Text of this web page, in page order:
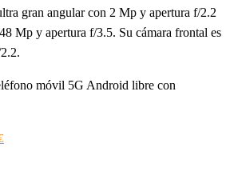
gran angular con 2 Mp y apertura f/2.2
Mp y apertura f/3.5. Su cámara frontal es
móvil 5G Android libre con